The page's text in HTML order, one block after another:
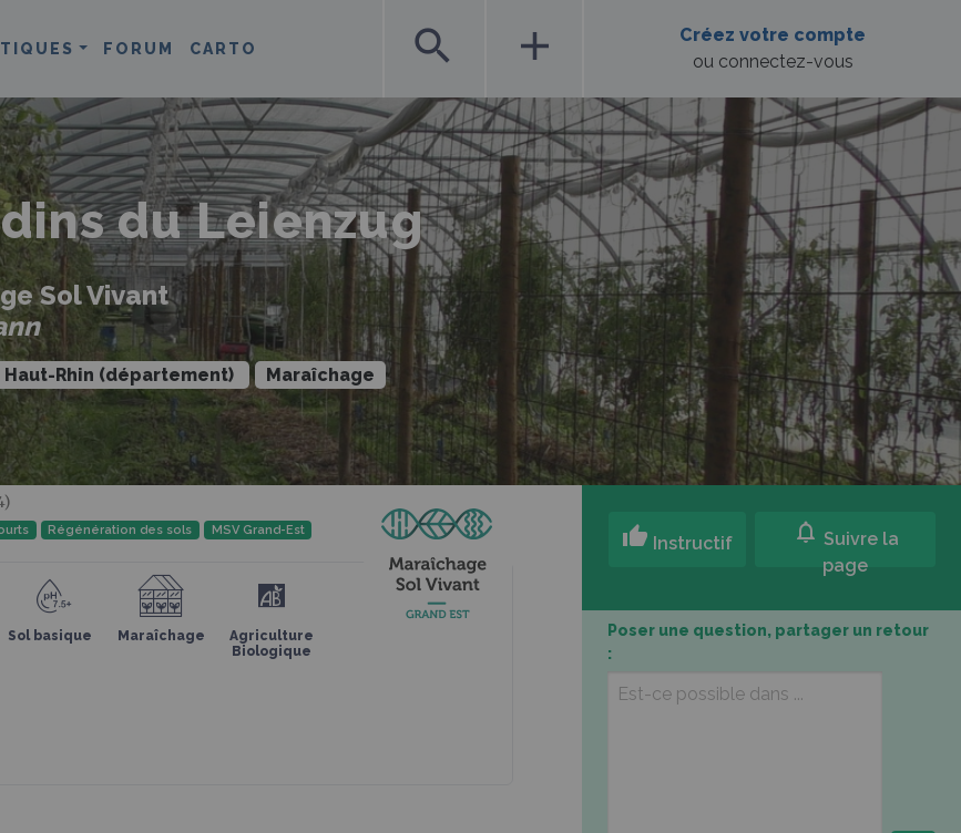
FORUM CARTO search add
Créez votre compte
ou connectez-vous
du Leienzug
Sol Vivant
Haut-Rhin (département) Maraîchage
Régénération des sols MSV Grand-Est
Sol basique Maraîchage
Agriculture
Biologique
thumb_up Instructif notifications Suivre la
page
Poser une question, partager un retour
: